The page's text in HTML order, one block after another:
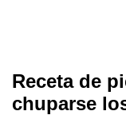
Receta de
chuparse